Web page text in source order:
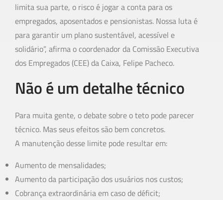
limita sua parte, o risco é jogar a conta para os
empregados, aposentados e pensionistas. Nossa luta é
para garantir um plano sustentável, acessível e
solidário”, afirma o coordenador da Comissão Executiva
dos Empregados (CEE) da Caixa, Felipe Pacheco.
Não é um detalhe técnico
Para muita gente, o debate sobre o teto pode parecer
técnico. Mas seus efeitos são bem concretos.
A manutenção desse limite pode resultar em:
Aumento de mensalidades;
Aumento da participação dos usuários nos custos;
Cobrança extraordinária em caso de déficit;